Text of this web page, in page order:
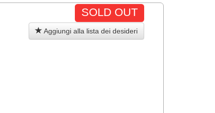
SOLD OUT
Aggiungi alla lista dei desideri